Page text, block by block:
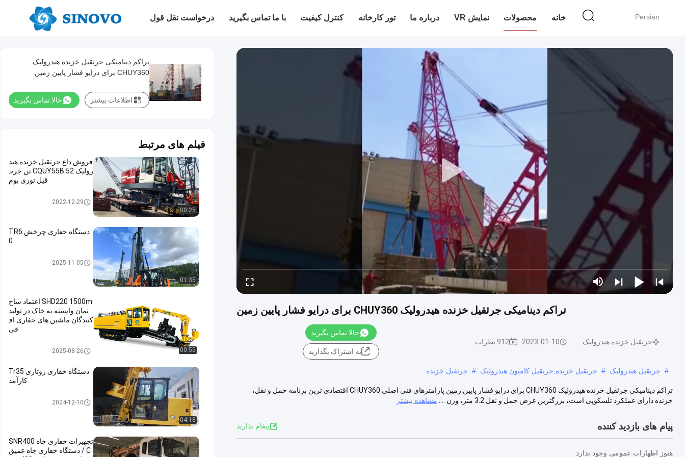
Persian خانه محصولات نمایش VR درباره ما تور کارخانه کنترل کیفیت با ما تماس بگیرید درخواست نقل قول
تراکم دینامیکی جرثقیل خزنده هیدرولیک CHUY360 برای درایو فشار پایین زمین
جرثقیل خزنده هیدرولیک 2023-01-10 912 نظرات
حالا تماس بگیرید
به اشتراک بگذارید
# جرثقیل هیدرولیک # جرثقیل خزنده,جرثقیل کامیون هیدرولیک # جرثقیل خزنده
تراکم دینامیکی جرثقیل خزنده هیدرولیک CHUY360 برای درایو فشار پایین زمین پارامترهای فنی اصلی CHUY360 اقتصادی ترین برنامه حمل و نقل،
خزنده دارای عملکرد تلسکوپی است، بزرگترین عرض حمل و نقل 3.2 متر، وزن ....
مشاهده بیشتر
پیام های بازدید کننده پيغام بذاريد
هنوز اظهارات عمومی وجود ندارد
تراکم دینامیکی جرثقیل خزنده هیدرولیک
CHUY360 برای درایو فشار پایین زمین
حالا تماس بگیرید اطلاعات بیشتر
فیلم های مرتبط
00:25
فروش داغ جرثقیل خزنده هید
رولیک CQUY55B 52 تن جرث
قیل توری بوم
جرثقیل خزنده هیدرولیک2022-12-29
01:35
دستگاه حفاری چرخش TR6
0
2025-11-05
00:55
SHD220 1500m اعتماد ساخ
تمان وابسته به خاک در تولید
کنندگان ماشین های حفاری اف
قی
حفاری افقی جهت2025-08-26
04:18
دستگاه حفاری روتاری Tr35
کارآمد
2024-12-10
تجهیزات حفاری چاه SNR400
C / دستگاه حفاری چاه عمیق